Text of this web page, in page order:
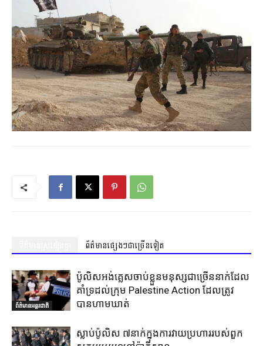
ព័ត៌មានផ្សេងៗជាច្រើនទៀត
ព័ត៌មានអន្តរជាតិ
ប៉ូលិសអង់គ្លេសចាប់ខ្លួនមនុស្សជាច្រើននាក់ដែល
គាំទ្រដល់ក្រុម Palestine Action ដែលត្រូវ
បានហាមឃាត់
ស្លាប់ប៉ូលិស ៧នាក់ក្នុងការវាយប្រហាររបស់ពួក